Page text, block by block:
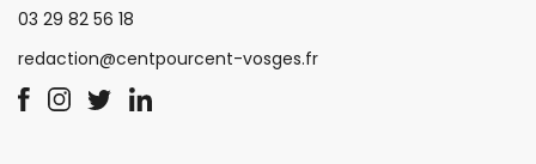
03 29 82 56 18
redaction@centpourcent-vosges.fr